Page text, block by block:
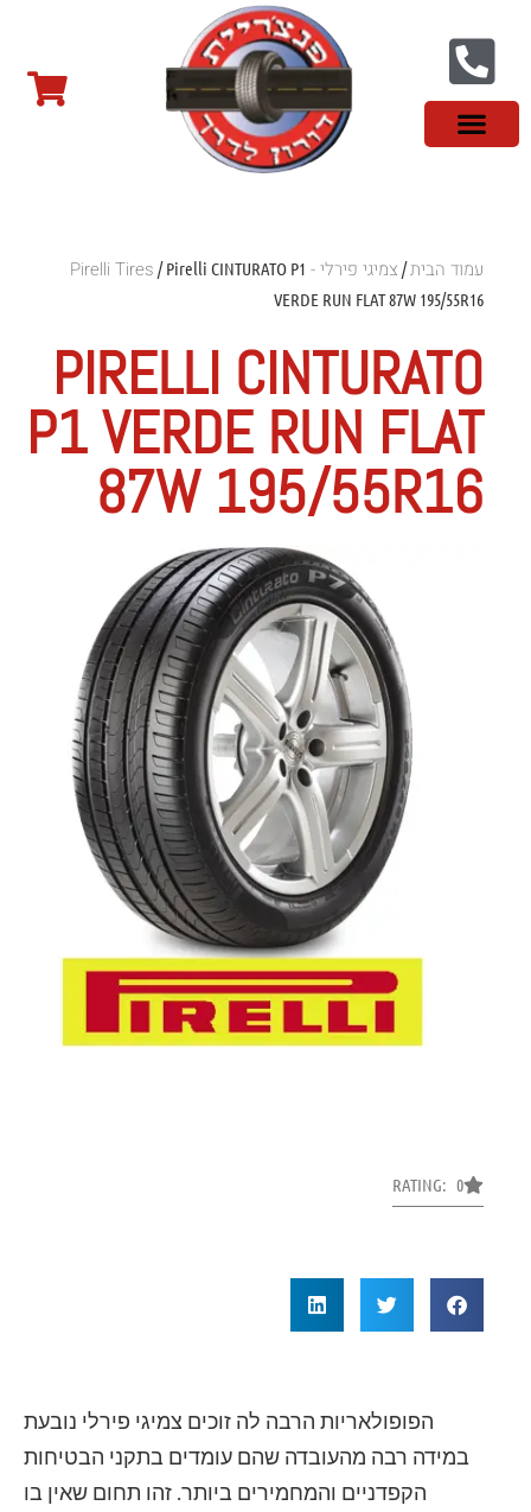
עמוד הבית/צמיגי פירלי - Pirelli Tires/ Pirelli CINTURATO P1
VERDE RUN FLAT 87W 195/55R16
PIRELLI CINTURATO
P1 VERDE RUN FLAT
87W 195/55R16
RATING: 0
הפופולאריות הרבה לה זוכים צמיגי פירלי נובעת
במידה רבה מהעובדה שהם עומדים בתקני הבטיחות
הקפדניים והמחמירים ביותר. זהו תחום שאין בו